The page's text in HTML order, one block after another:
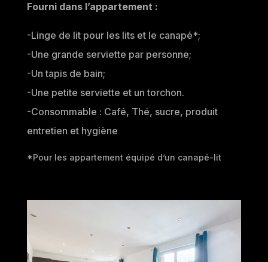
Fourni dans l’appartement :
-Linge de lit pour les lits et le canapé*;
-Une grande serviette par personne;
-Un tapis de bain;
-Une petite serviette et un torchon.
-Consommable : Café, Thé, sucre, produit
entretien et hygiène
*Pour les appartement équipé d’un canapé-lit